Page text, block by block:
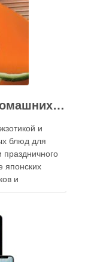
Как приготовить роллы в домашних условиях?
и
блюд для
праздничного
японских
и
сделать